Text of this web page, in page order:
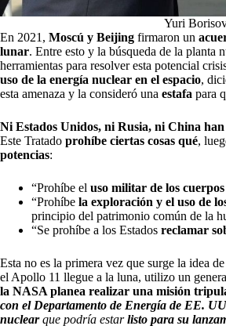
Yuri
En 2021, Moscú y Beijing firmaron un
lunar. Entre esto y la búsqueda de la planta
herramientas para resolver esta potencial
uso de la energía nuclear en el espacio,
esta amenaza y la consideró una estafa para
Ni Estados Unidos, ni Rusia, ni China
Este Tratado prohíbe ciertas cosas qué,
potencias:
“Prohíbe el uso militar de los cuerpos
“Prohíbe la exploración y el uso de
principio del patrimonio común de la
“Se prohíbe a los Estados reclamar
Esta no es la primera vez que surge la idea
el Apollo 11 llegue a la luna, utilizo un
la NASA planea realizar una misión
con el Departamento de Energía de EE.
nuclearque podría estarlisto para su